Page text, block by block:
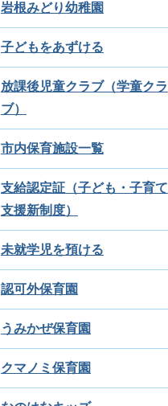
岩根みどり幼稚園
子どもをあずける
放課後児童クラブ（学童クラ
ブ）
市内保育施設一覧
支給認定証（子ども・子育て
支援新制度）
未就学児を預ける
認可外保育園
うみかぜ保育園
クマノミ保育園